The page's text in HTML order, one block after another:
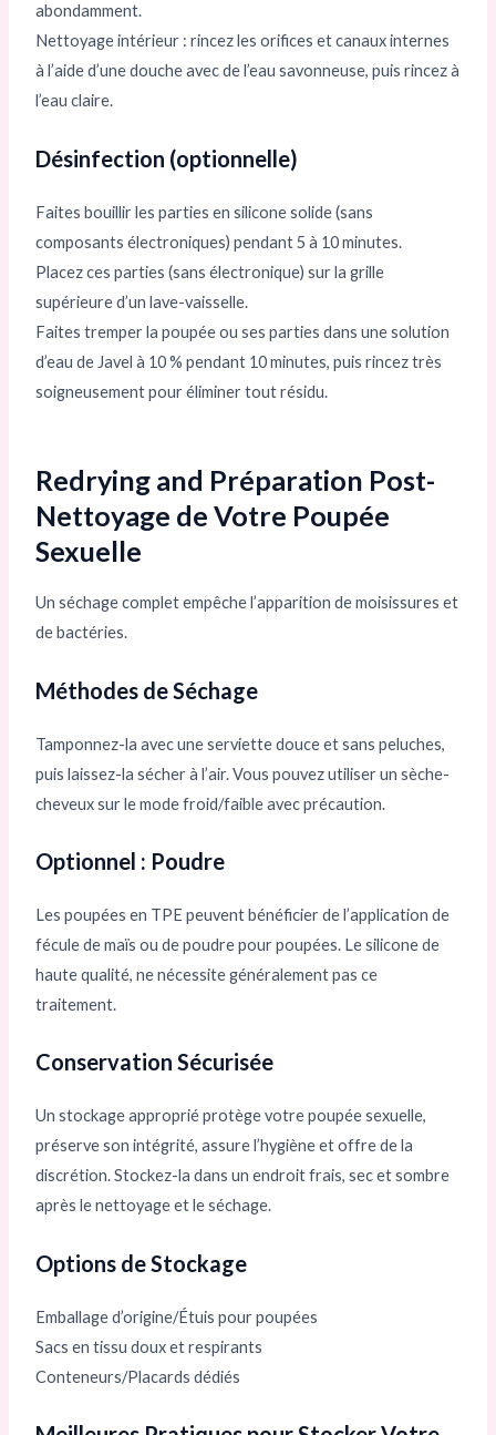
abondamment.
Nettoyage intérieur : rincez les orifices et canaux internes
à l’aide d’une douche avec de l’eau savonneuse, puis rincez à
l’eau claire.
Désinfection (optionnelle)
Faites bouillir les parties en silicone solide (sans
composants électroniques) pendant 5 à 10 minutes.
Placez ces parties (sans électronique) sur la grille
supérieure d’un lave-vaisselle.
Faites tremper la poupée ou ses parties dans une solution
d’eau de Javel à 10 % pendant 10 minutes, puis rincez très
soigneusement pour éliminer tout résidu.
Redrying and Préparation Post-
Nettoyage de Votre Poupée
Sexuelle
Un séchage complet empêche l’apparition de moisissures et
de bactéries.
Méthodes de Séchage
Tamponnez-la avec une serviette douce et sans peluches,
puis laissez-la sécher à l’air. Vous pouvez utiliser un sèche-
cheveux sur le mode froid/faible avec précaution.
Optionnel : Poudre
Les poupées en TPE peuvent bénéficier de l’application de
fécule de maïs ou de poudre pour poupées. Le silicone de
haute qualité, ne nécessite généralement pas ce
traitement.
Conservation Sécurisée
Un stockage approprié protège votre poupée sexuelle,
préserve son intégrité, assure l’hygiène et offre de la
discrétion. Stockez-la dans un endroit frais, sec et sombre
après le nettoyage et le séchage.
Options de Stockage
Emballage d’origine/Étuis pour poupées
Sacs en tissu doux et respirants
Conteneurs/Placards dédiés